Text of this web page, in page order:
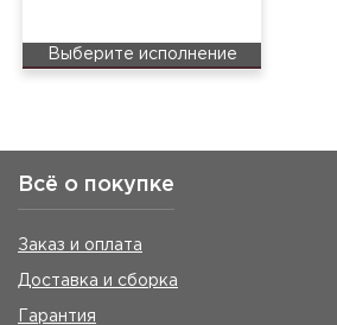
Выберите исполнение
Всё о покупке
Заказ и оплата
Доставка и сборка
Гарантия